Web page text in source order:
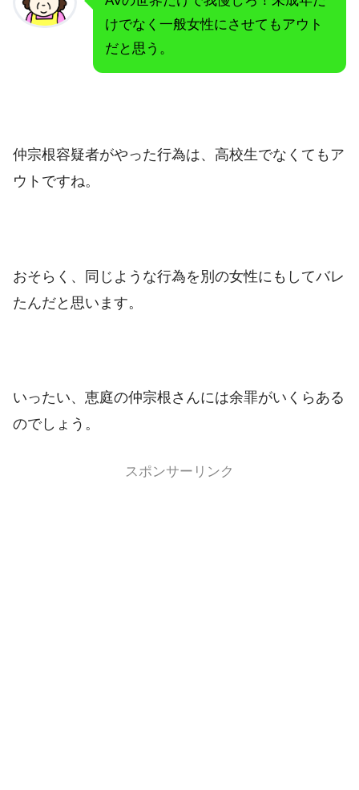
けでなく一般女性にさせてもアウト
だと思う。
仲宗根容疑者がやった行為は、高校生でなくてもア
ウトですね。
おそらく、同じような行為を別の女性にもしてバレ
たんだと思います。
いったい、恵庭の仲宗根さんには余罪がいくらある
のでしょう。
スポンサーリンク